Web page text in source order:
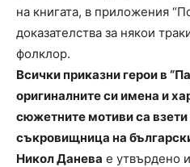
на книгата, в приложения
доказателства за някои
фолклор.
Всички приказни герои в
оригиналните си имена и
сюжетните мотиви са взети
съкровищница на
Никол Данева е утвърдено